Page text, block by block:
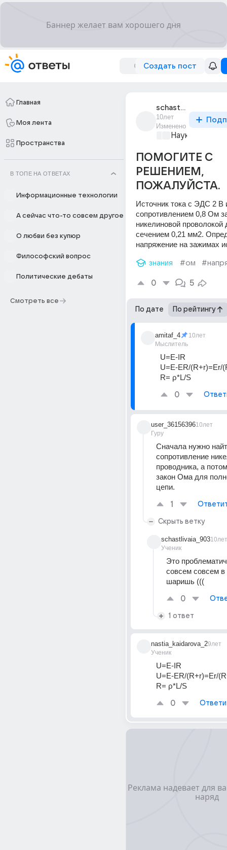
Создать пост
Главная
Моя лента
Пространства
В ТОПЕ НА ОТВЕТАХ
Информационные технологии
А сейчас что-то совсем другое
О любви без купюр
Философский вопрос
Политические дебаты
Смотреть все
schastlivaia_903
10лет
Изменено
Наука
ПОМОГИТЕ С
РЕШЕНИЕМ,
ПОЖАЛУЙСТА.
Источник тока с ЭДС 2 В
сопротивлением 0,8 Ом
никелиновой проволокой
сечением 0,21 мм2.
напряжение на зажимах
знания #ом
0 5
По дате По рейтингу
amitaf_4
Мыслитель
10лет
U=E-IR
U=E-ER/(R+r)=Er/
R= ρ*L/S
0
user_36156396
Гуру
10лет
Сначала нужно
сопротивление
проводника, а
закон Ома для
цепи.
1
Скрыть ветку
schastlivaia_903
Ученик
10лет
Это
совсем совсем в
шаришь (((
0
1 ответ
nastia_kaidarova_2
Ученик
9лет
U=E-IR
U=E-ER/(R+r)=Er/
R= ρ*L/S
0